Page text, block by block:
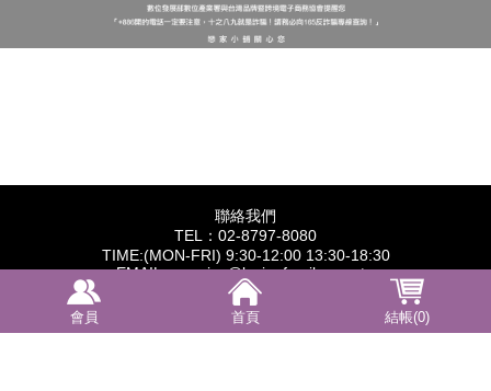
聯絡我們
TEL：02-8797-8080
TIME:(MON-FRI) 9:30-12:00 13:30-18:30
EMAIL：service@lovingfamily.com.tw
統一編號：28487622
營業人名稱：橙保有限公司
訂閱電子報
會員 首頁 結帳(0)